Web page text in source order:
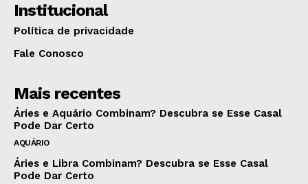
Institucional
Política de privacidade
Fale Conosco
Mais recentes
Áries e Aquário Combinam? Descubra se Esse Casal
Pode Dar Certo
AQUÁRIO
Áries e Libra Combinam? Descubra se Esse Casal
Pode Dar Certo